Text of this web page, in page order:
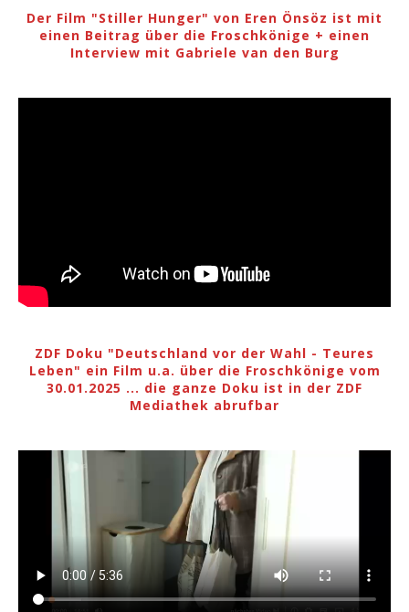
Der Film "Stiller Hunger" von Eren Önsöz ist mit
einen Beitrag über die Froschkönige + einen
Interview mit Gabriele van den Burg
ZDF Doku "Deutschland vor der Wahl - Teures
Leben" ein Film u.a. über die Froschkönige vom
30.01.2025 ... die ganze Doku ist in der ZDF
Mediathek abrufbar